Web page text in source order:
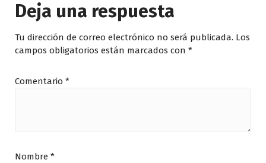
Deja una respuesta
Tu dirección de correo electrónico no será publicada. Los
campos obligatorios están marcados con *
Comentario *
Nombre *